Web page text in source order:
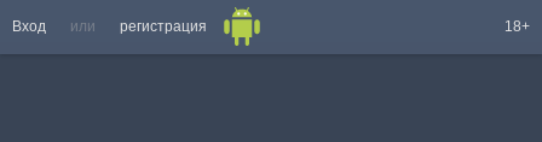
Вход или регистрация 18+